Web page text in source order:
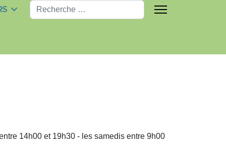
Valider
14h00 et 19h30 - les samedis entre 9h00